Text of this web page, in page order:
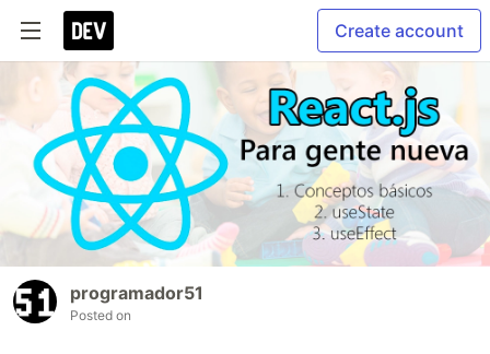
Create account
programador51
Posted on